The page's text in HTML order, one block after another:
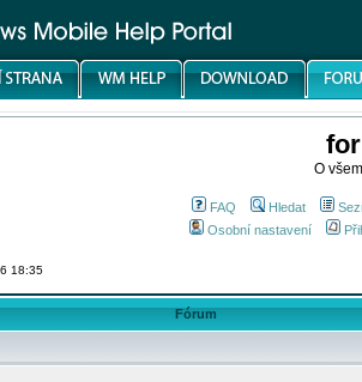
O
FAQ Hledat
Osobní nastavení
18:35
Fórum